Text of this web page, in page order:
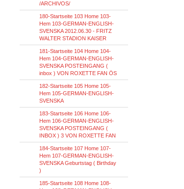
/ARCHIVOS/
180-Startseite 103 Home 103-
Hem 103-GERMAN-ENGLISH-
SVENSKA 2012.06.30 - FRITZ
WALTER STADION KAISER
181-Startseite 104 Home 104-
Hem 104-GERMAN-ENGLISH-
SVENSKA POSTEINGANG (
inbox ) VON ROXETTE FAN ÖS
182-Startseite 105 Home 105-
Hem 105-GERMAN-ENGLISH-
SVENSKA
183-Startseite 106 Home 106-
Hem 106-GERMAN-ENGLISH-
SVENSKA POSTEINGANG (
INBOX ) 3 VON ROXETTE FAN
184-Startseite 107 Home 107-
Hem 107-GERMAN-ENGLISH-
SVENSKA Geburtstag ( Birthday
)
185-Startseite 108 Home 108-